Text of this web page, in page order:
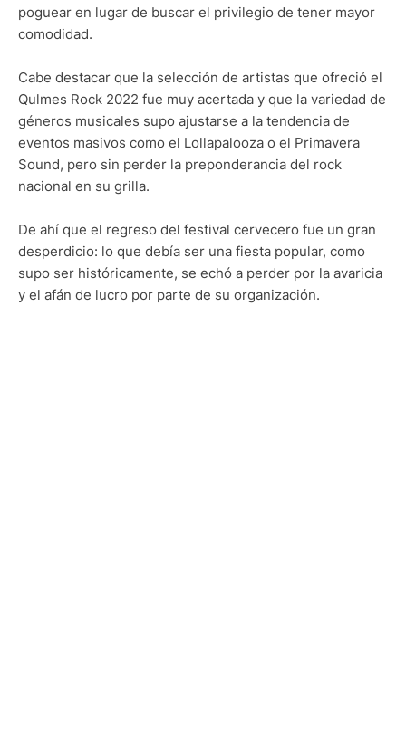
poguear en lugar de buscar el privilegio de tener mayor
comodidad.
Cabe destacar que la selección de artistas que ofreció el
Qulmes Rock 2022 fue muy acertada y que la variedad de
géneros musicales supo ajustarse a la tendencia de
eventos masivos como el Lollapalooza o el Primavera
Sound, pero sin perder la preponderancia del rock
nacional en su grilla.
De ahí que el regreso del festival cervecero fue un gran
desperdicio: lo que debía ser una fiesta popular, como
supo ser históricamente, se echó a perder por la avaricia
y el afán de lucro por parte de su organización.